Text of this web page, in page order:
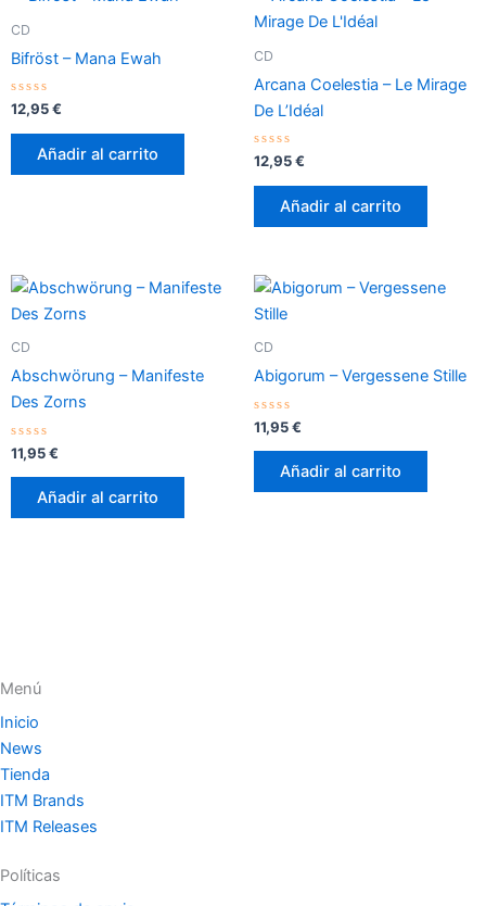
CD
Bifröst – Mana Ewah
Valorado
con
0
12,95€
Añadir al carrito
CD
Arcana Coelestia – Le Mirage
De L’Idéal
Valorado
con
0
12,95€
Añadir al carrito
CD
Abschwörung – Manifeste
Des Zorns
Valorado
con
0
11,95€
Añadir al carrito
CD
Abigorum – Vergessene Stille
Valorado
con
0
11,95€
Añadir al carrito
Menú
Inicio
News
Tienda
ITM Brands
ITM Releases
Políticas